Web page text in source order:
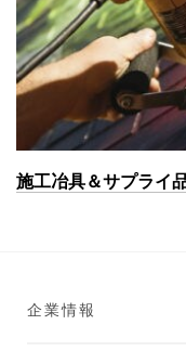
施工冶具＆サプライ
企業情報